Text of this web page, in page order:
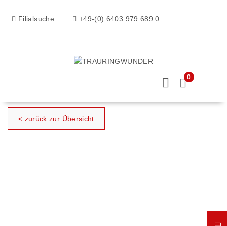
Filialsuche +49-(0) 6403 979 689 0
0
< zurück zur Übersicht